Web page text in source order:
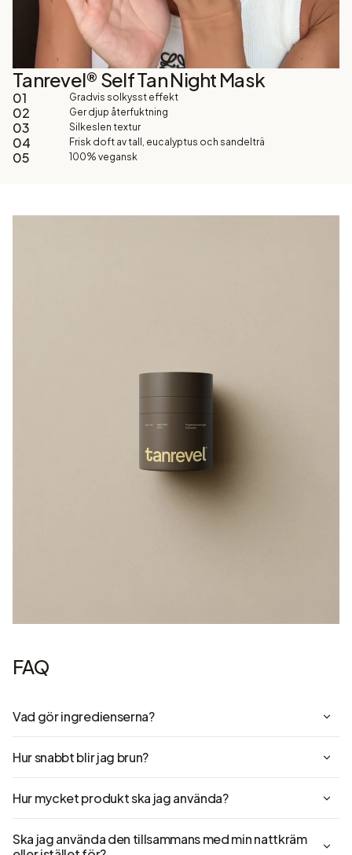
Tanrevel® Self Tan Night Mask
01 Gradvis solkysst effekt
02 Ger djup återfuktning
03 Silkeslen textur
04 Frisk doft av tall, eucalyptus och sandelträ
05 100% vegansk
FAQ
Vad gör ingredienserna?
Hur snabbt blir jag brun?
Hur mycket produkt ska jag använda?
Ska jag använda den tillsammans med min nattkräm